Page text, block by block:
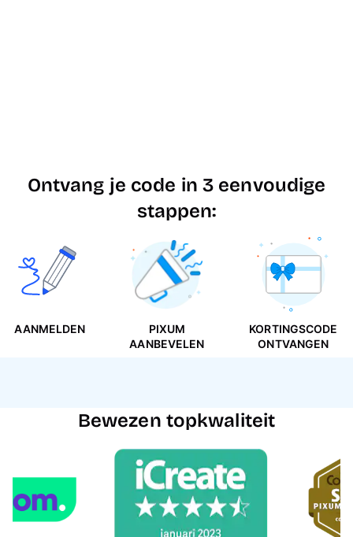
Ontvang je code in 3 eenvoudige
stappen:
AANMELDEN
PIXUM
AANBEVELEN
KORTINGSCODE
ONTVANGEN
Bewezen topkwaliteit